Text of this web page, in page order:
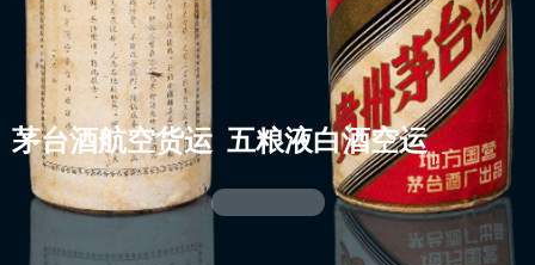
茅台酒航空货运 五粮液白酒空运